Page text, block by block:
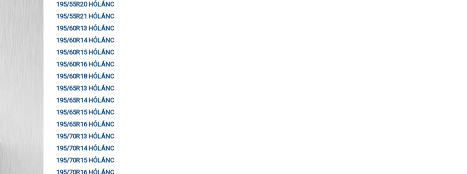
195/55R20 HÓLÁNC
195/55R21 HÓLÁNC
195/60R13 HÓLÁNC
195/60R14 HÓLÁNC
195/60R15 HÓLÁNC
195/60R16 HÓLÁNC
195/60R18 HÓLÁNC
195/65R13 HÓLÁNC
195/65R14 HÓLÁNC
195/65R15 HÓLÁNC
195/65R16 HÓLÁNC
195/70R13 HÓLÁNC
195/70R14 HÓLÁNC
195/70R15 HÓLÁNC
195/70R16 HÓLÁNC